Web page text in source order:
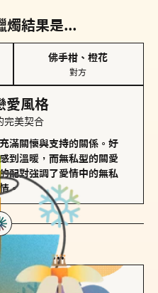
燭結果是...
佛手柑、橙花
對方
愛風格
完美契合
滿關懷與支持的關係。好
到溫暖，而無私型的關愛
配對強調了愛情中的無私
。
蠟燭是...